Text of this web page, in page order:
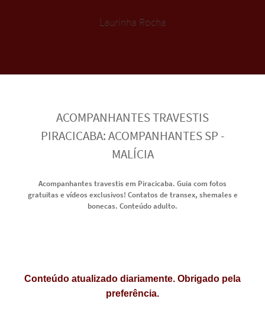
Laurinha Rocha
ACOMPANHANTES TRAVESTIS
PIRACICABA: ACOMPANHANTES SP -
MALÍCIA
Acompanhantes travestis em Piracicaba. Guia com fotos
gratuitas e vídeos exclusivos! Contatos de transex, shemales e
bonecas. Conteúdo adulto.
Conteúdo atualizado diariamente. Obrigado pela
preferência.